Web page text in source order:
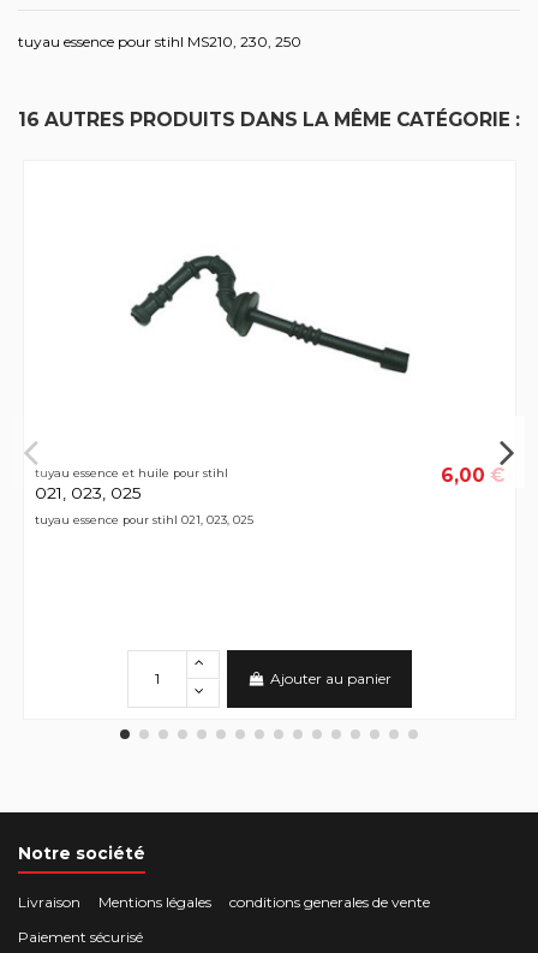
tuyau essence pour stihl MS210, 230, 250
16 AUTRES PRODUITS DANS LA MÊME CATÉGORIE :
tuyau essence et huile pour stihl
021, 023, 025
6,00 €
tuyau essence pour stihl 021, 023, 025
Ajouter au panier
Notre société
Livraison Mentions légales
conditions generales de vente
Paiement sécurisé